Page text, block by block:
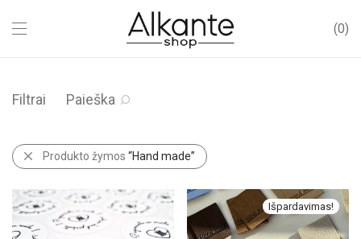
0
Filtrai Paieška
Produkto žymos “Hand made”
Išpardavimas!